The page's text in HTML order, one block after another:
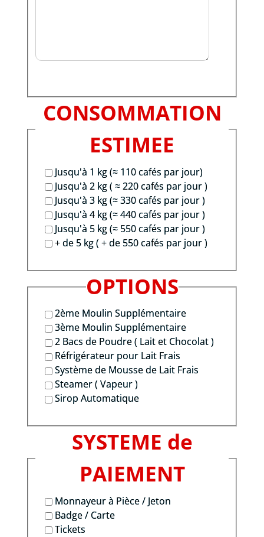
CONSOMMATION
ESTIMEE
Jusqu'à 1 kg (≈ 110 cafés par jour)
Jusqu'à 2 kg ( ≈ 220 cafés par jour )
Jusqu'à 3 kg (≈ 330 cafés par jour )
Jusqu'à 4 kg (≈ 440 cafés par jour )
Jusqu'à 5 kg (≈ 550 cafés par jour )
+ de 5 kg ( + de 550 cafés par jour )
OPTIONS
2ème Moulin Supplémentaire
3ème Moulin Supplémentaire
2 Bacs de Poudre ( Lait et Chocolat )
Réfrigérateur pour Lait Frais
Système de Mousse de Lait Frais
Steamer ( Vapeur )
Sirop Automatique
SYSTEME de
PAIEMENT
Monnayeur à Pièce / Jeton
Badge / Carte
Tickets